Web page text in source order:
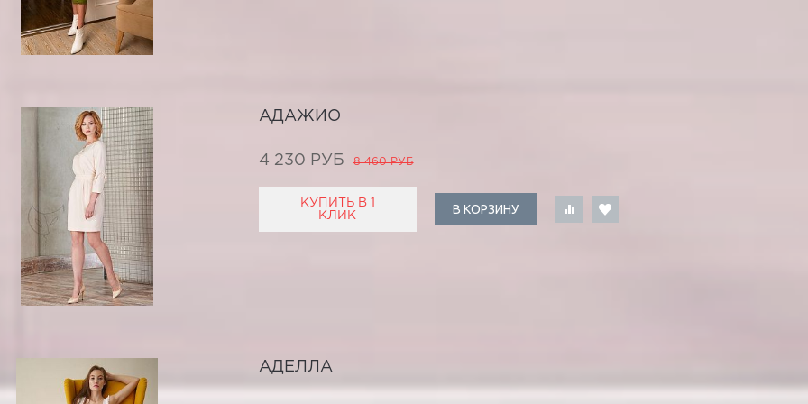
АДАЖИО
4 230 РУБ 8 460 РУБ
КУПИТЬ В 1
КЛИК
В КОРЗИНУ
АДЕЛЛА